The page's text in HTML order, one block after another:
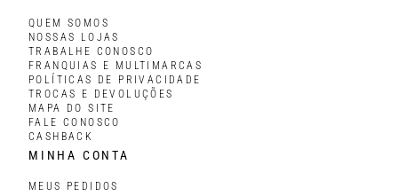
QUEM SOMOS
NOSSAS LOJAS
TRABALHE CONOSCO
FRANQUIAS E MULTIMARCAS
POLÍTICAS DE PRIVACIDADE
TROCAS E DEVOLUÇÕES
MAPA DO SITE
FALE CONOSCO
CASHBACK
MINHA CONTA
MEUS PEDIDOS